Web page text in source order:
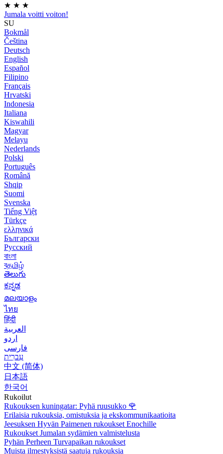
★ ★ ★
Jumala voitti voiton!
SU
Bokmål
Čeština
Deutsch
English
Español
Filipino
Français
Hrvatski
Indonesia
Italiana
Kiswahili
Magyar
Melayu
Nederlands
Polski
Português
Română
Shqip
Suomi
Svenska
Tiếng Việt
Türkçe
ελληνικά
Български
Русский
বাংলা
বதமிழ்
తెలుగు
ಕನ್ನಡ
മലയാളം
ไทย
हिंदी
العربية
اردو
فارسی
עִברִית
中文 (简体)
日本語
한국어
Rukoilut
Rukouksen kuningatar: Pyhä ruusukko 🌹
Erilaisia rukouksia, omistuksia ja ekskommunikaatioita
Jeesuksen Hyvän Paimenen rukoukset Enochille
Rukoukset Jumalan sydämien valmistelusta
Pyhän Perheen Turvapaikan rukoukset
Muista ilmestyksistä saatuja rukouksia